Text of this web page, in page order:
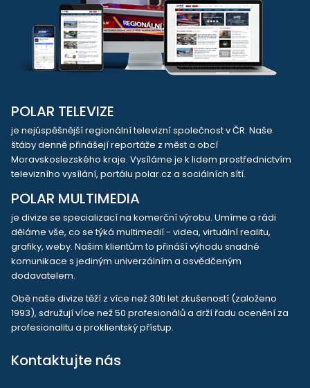
POLAR TELEVIZE
je nejúspěšnější regionální televizní společnost v ČR. Naše
štáby denně přinášejí reportáže z měst a obcí
Moravskoslezského kraje. Vysíláme je k lidem prostřednictvím
televizního vysílání, portálu polar.cz a sociálních sítí.
POLAR MULTIMEDIA
je divize se specializací na komerční výrobu. Umíme a rádi
děláme vše, co se týká multimedií - videa, virtuální realitu,
grafiky, weby. Našim klientům to přináší výhodu snadné
komunikace s jediným univerzálním a osvědčeným
dodavatelem.
Obě naše divize těží z více než 30ti let zkušeností (založeno
1993), sdružují více než 50 profesionálů a drží řadu ocenění za
profesionalitu a proklientský přístup.
Kontaktujte nás